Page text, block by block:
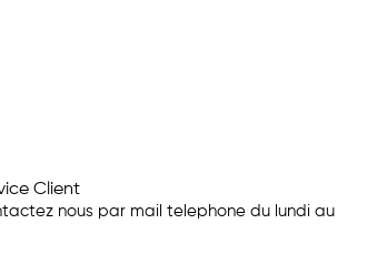
Client
nous par mail telephone du lundi au